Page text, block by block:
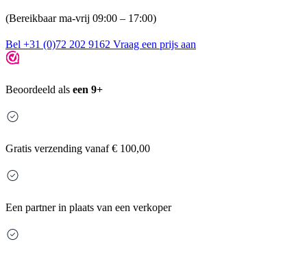
(Bereikbaar ma-vrij 09:00 – 17:00)
Bel +31 (0)72 202 9162 Vraag een prijs aan
Beoordeeld als een 9+
Gratis verzending vanaf € 100,00
Een partner in plaats van een verkoper